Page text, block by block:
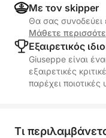
Με τον skipper
Θα σας συνοδεύει
Μάθετε
Εξαιρετικός
Giuseppe είναι
εξαιρετικές
παρέχει ποιοτικές
Τι